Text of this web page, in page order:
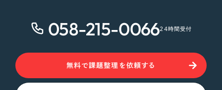
058-215-006624時間受付
無料で課題整理を依頼する